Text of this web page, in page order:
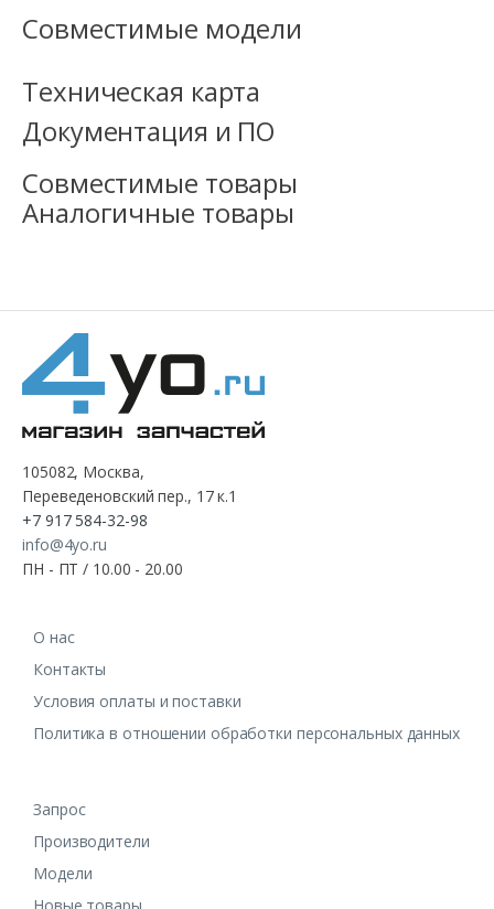
Совместимые модели
Техническая карта
Документация и ПО
Совместимые товары
Аналогичные товары
105082, Москва,
Переведеновский пер., 17 к.1
+7 917 584-32-98
info@4yo.ru
ПН - ПТ / 10.00 - 20.00
О нас
Контакты
Условия оплаты и поставки
Политика в отношении обработки персональных данных
Запрос
Производители
Модели
Новые товары